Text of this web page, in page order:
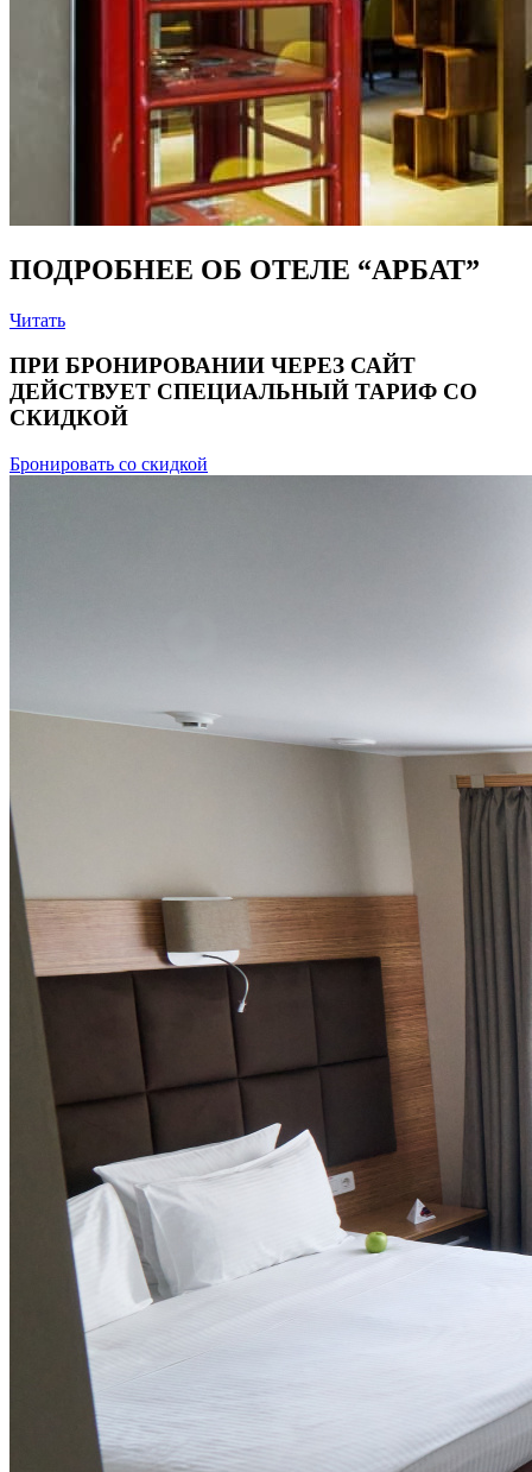
ПОДРОБНЕЕ ОБ ОТЕЛЕ “АРБАТ”
Читать
ПРИ БРОНИРОВАНИИ ЧЕРЕЗ САЙТ
ДЕЙСТВУЕТ СПЕЦИАЛЬНЫЙ ТАРИФ СО
СКИДКОЙ
Бронировать со скидкой